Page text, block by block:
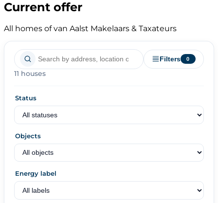
Current offer
All homes of van Aalst Makelaars & Taxateurs
Filters 0
11 houses
Status
Objects
Energy label